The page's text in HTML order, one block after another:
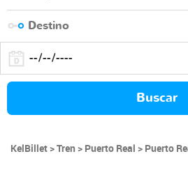
Buscar
KelBillet Tren Puerto Real Puerto